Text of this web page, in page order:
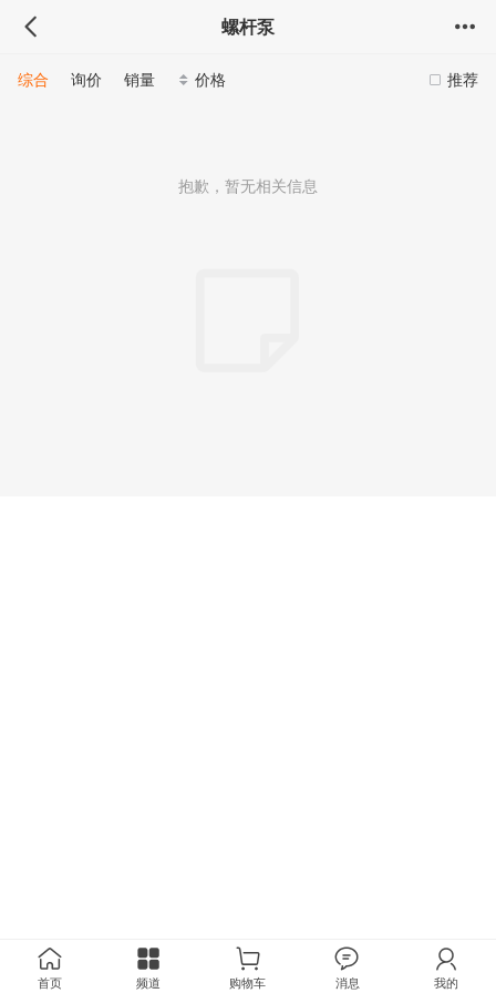
螺杆泵
推荐
综合 询价 销量 价格
抱歉，暂无相关信息
首页 频道 购物车 消息 我的